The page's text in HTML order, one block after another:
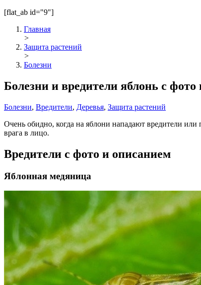
[flat_ab id="9"]
Главная
>
Защита растений
>
Болезни
Болезни и вредители яблонь с
Болезни, Вредители, Деревья, Защита растений
Очень обидно, когда на яблони нападают вредители
врага в лицо.
Вредители с фото и описанием
Яблонная медяница